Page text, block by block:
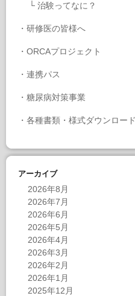
└ 治験ってなに？
・ 研修医の皆様へ
・ ORCAプロジェクト
・ 連携パス
・ 糖尿病対策事業
・ 各種書類・様式ダウンロード
アーカイブ
2026年8月
2026年7月
2026年6月
2026年5月
2026年4月
2026年3月
2026年2月
2026年1月
2025年12月